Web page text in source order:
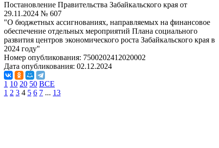
Постановление Правительства Забайкальского края от
29.11.2024 № 607
"О бюджетных ассигнованиях, направляемых на финансовое
обеспечение отдельных мероприятий Плана социального
развития центров экономического роста Забайкальского края в
2024 году"
Номер опубликования: 7500202412020002
Дата опубликования: 02.12.2024
1 10 20 50 ВСЕ
1 2 3 4 5 6 7 ... 13